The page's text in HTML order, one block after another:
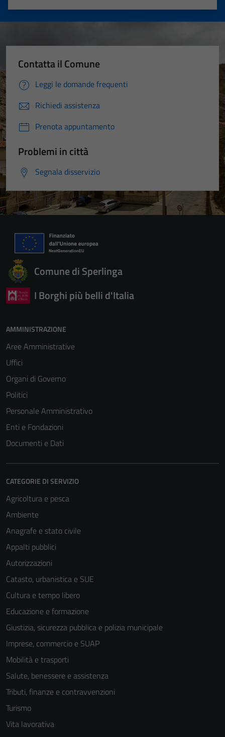
Valuta 5 stelle su 5
Valuta 4 stelle su 5
Valuta 3 stelle su 5
Valuta 2 stelle su 5
Valuta 1 stelle su 5
Contatta il Comune
Leggi le domande frequenti
Richiedi assistenza
Prenota appuntamento
Problemi in città
Segnala disservizio
Comune di Sperlinga
I Borghi più belli d'Italia
AMMINISTRAZIONE
Aree Amministrative
Uffici
Organi di Governo
Politici
Personale Amministrativo
Enti e Fondazioni
Documenti e Dati
CATEGORIE DI SERVIZIO
Agricoltura e pesca
Ambiente
Anagrafe e stato civile
Appalti pubblici
Autorizzazioni
Catasto, urbanistica e SUE
Cultura e tempo libero
Educazione e formazione
Giustizia, sicurezza pubblica e polizia municipale
Imprese, commercio e SUAP
Mobilità e trasporti
Salute, benessere e assistenza
Tributi, finanze e contravvenzioni
Turismo
Vita lavorativa